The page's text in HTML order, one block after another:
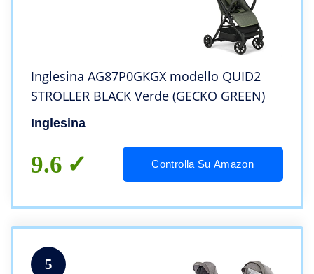
Inglesina AG87P0GKGX modello QUID2
STROLLER BLACK Verde (GECKO GREEN)
Inglesina
9.6 Controlla Su Amazon
5